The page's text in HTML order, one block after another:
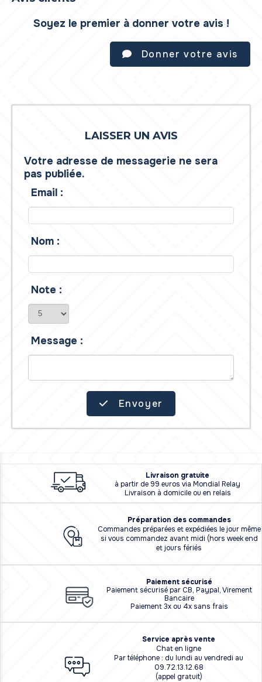
Soyez le premier à donner votre avis !
Donner votre avis
LAISSER UN AVIS
Votre adresse de messagerie ne sera
pas publiée.
Email :
Nom :
Note :
Message :
Envoyer
Livraison gratuite
à partir de 99 euros via Mondial Relay
Livraison à domicile ou en relais
Préparation des commandes
Commandes préparées et expédiées le jour même
si vous commandez avant midi (hors week end
et jours fériés
Paiement sécurisé
Paiement sécurisé par CB, Paypal, Virement
Bancaire
Paiement 3x ou 4x sans frais
Service après vente
Chat en ligne
Par téléphone : du lundi au vendredi au
09.72.13.12.68
(appel gratuit)